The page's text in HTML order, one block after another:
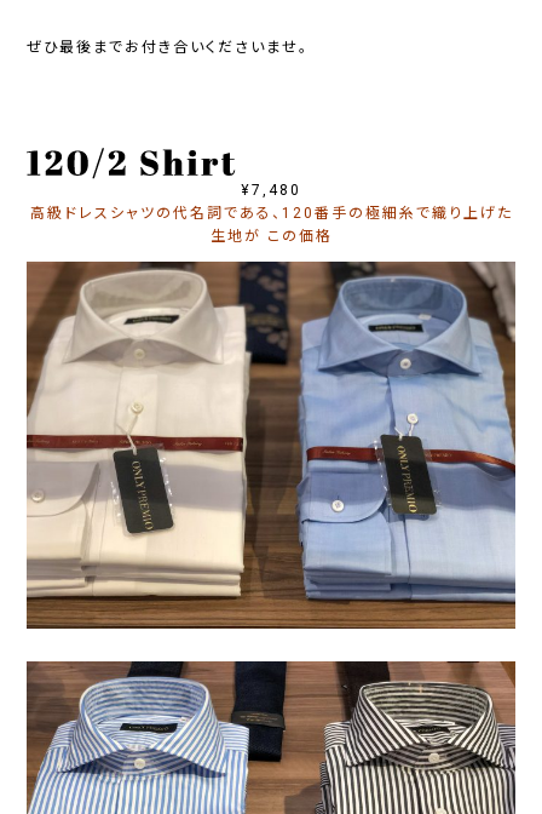
ぜひ最後までお付き合いくださいませ。
¥7,480
高級ドレスシャツの代名詞である、120番手の極細糸で織り上げた
生地が この価格